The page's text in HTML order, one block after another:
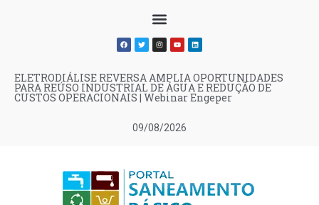
09/08/2026
ELETRODIÁLISE REVERSA AMPLIA OPORTUNIDADES
PARA REÚSO INDUSTRIAL DE ÁGUA E REDUÇÃO DE
CUSTOS OPERACIONAIS | Webinar Engeper